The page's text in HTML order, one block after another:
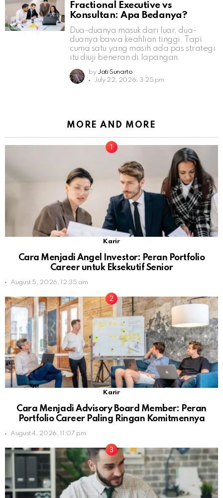
Fractional Executive vs
Konsultan: Apa Bedanya?
Dua-duanya masuk dari luar, dua-
duanya bawa keahlian tinggi. Tapi
cuma satu yang masih ada pas strategi
itu diuji beneran di lapangan.
by Jati Sunarto
July 22, 2026, 3:25 pm
MORE AND MORE
Karir
Cara Menjadi Angel Investor: Peran Portfolio
Career untuk Eksekutif Senior
August 5, 2026, 12:35 am
Karir
Cara Menjadi Advisory Board Member: Peran
Portfolio Career Paling Ringan Komitmennya
August 4, 2026, 11:07 pm